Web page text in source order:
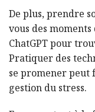
De plus, prendre
vous des
ChatGPT pour
Pratiquer des
se promener peut
gestion du stress.